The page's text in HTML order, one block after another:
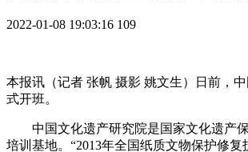
2022-01-08 19:03:16 109
本报讯（记者 张帆 摄影 姚文生）日前，
式开班。
中国文化遗产研究院是国家文化遗产保
培训基地。“2013年全国纸质文物保护修